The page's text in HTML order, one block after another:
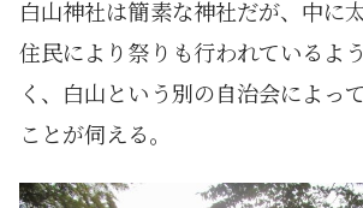
白山神社は簡素な神社だが、中に
住民により祭りも行われているよ
く、白山という別の自治会によっ
ことが伺える。